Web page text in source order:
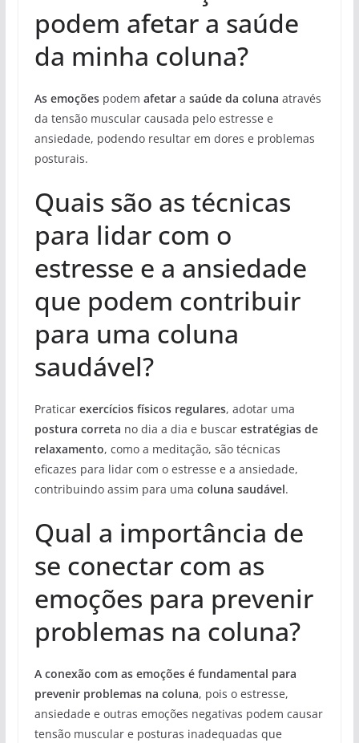
podem afetar a saúde
da minha coluna?
As emoçõespodem afetara saúde da coluna através
da tensão muscular causada pelo estresse e
ansiedade, podendo resultar em dores e problemas
posturais.
Quais são as técnicas
para lidar com o
estresse e a ansiedade
que podem contribuir
para uma coluna
saudável?
Praticar exercícios físicos regulares, adotar uma
postura correta no dia a dia e buscar estratégias de
relaxamento, como a meditação, são técnicas
eficazes para lidar com o estresse e a ansiedade,
contribuindo assim para uma coluna saudável.
Qual a importância de
se conectar com as
emoções para prevenir
problemas na coluna?
A conexão com as emoções é fundamental para
prevenir problemas na coluna, pois o estresse,
ansiedade e outras emoções negativas podem causar
tensão muscular e posturas inadequadas que